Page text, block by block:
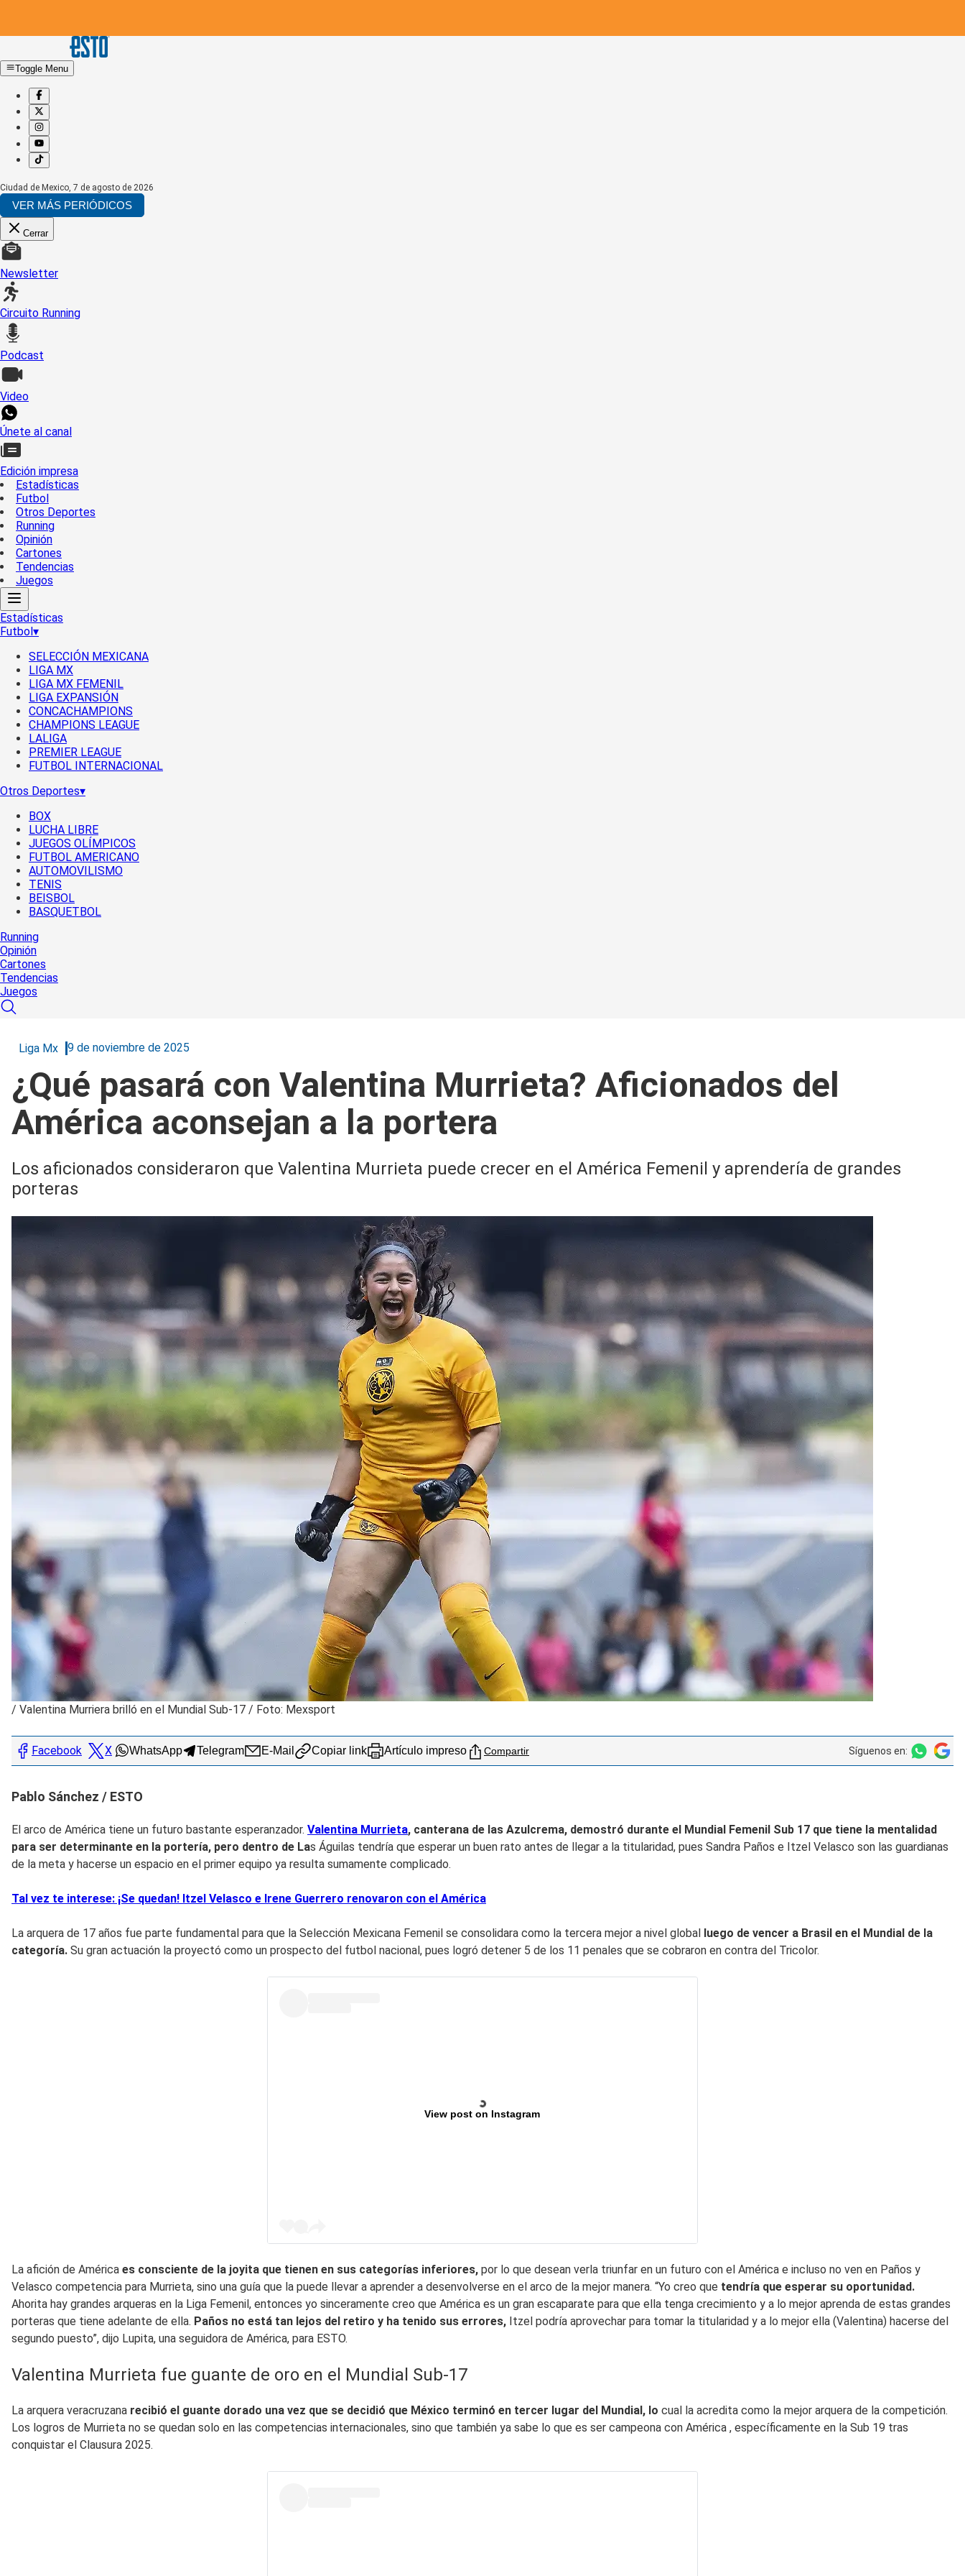
Toggle Menu
Ciudad de Mexico, 7 de agosto de 2026
VER MÁS PERIÓDICOS
Cerrar
Newsletter
Circuito Running
Podcast
Video
Únete al canal
Edición impresa
Estadísticas
Futbol
Otros Deportes
Running
Opinión
Cartones
Tendencias
Juegos
Estadísticas
Futbol▾
SELECCIÓN MEXICANA
LIGA MX
LIGA MX FEMENIL
LIGA EXPANSIÓN
CONCACHAMPIONS
CHAMPIONS LEAGUE
LALIGA
PREMIER LEAGUE
FUTBOL INTERNACIONAL
Otros Deportes▾
BOX
LUCHA LIBRE
JUEGOS OLÍMPICOS
FUTBOL AMERICANO
AUTOMOVILISMO
TENIS
BEISBOL
BASQUETBOL
Running
Opinión
Cartones
Tendencias
Juegos
Liga Mx 9 de noviembre de 2025
¿Qué pasará con Valentina Murrieta? Aficionados del
América aconsejan a la portera
Los aficionados consideraron que Valentina Murrieta puede crecer en el América Femenil y aprendería de grandes
porteras
/ Valentina Murriera brilló en el Mundial Sub-17 / Foto: Mexsport
Facebook X WhatsApp Telegram E-Mail Copiar link Artículo impreso Compartir Síguenos en:
Pablo Sánchez / ESTO
El arco de América tiene un futuro bastante esperanzador. Valentina Murrieta, canterana de las Azulcrema, demostró durante el Mundial Femenil Sub 17 que tiene la mentalidad
para ser determinante en la portería, pero dentro de Las Águilas tendría que esperar un buen rato antes de llegar a la titularidad, pues Sandra Paños e Itzel Velasco son las guardianas
de la meta y hacerse un espacio en el primer equipo ya resulta sumamente complicado.
Tal vez te interese: ¡Se quedan! Itzel Velasco e Irene Guerrero renovaron con el América
La arquera de 17 años fue parte fundamental para que la Selección Mexicana Femenil se consolidara como la tercera mejor a nivel global luego de vencer a Brasil en el Mundial de la
categoría. Su gran actuación la proyectó como un prospecto del futbol nacional, pues logró detener 5 de los 11 penales que se cobraron en contra del Tricolor.
View post on Instagram
La afición de América es consciente de la joyita que tienen en sus categorías inferiores, por lo que desean verla triunfar en un futuro con el América e incluso no ven en Paños y
Velasco competencia para Murrieta, sino una guía que la puede llevar a aprender a desenvolverse en el arco de la mejor manera. “Yo creo que tendría que esperar su oportunidad.
Ahorita hay grandes arqueras en la Liga Femenil, entonces yo sinceramente creo que América es un gran escaparate para que ella tenga crecimiento y a lo mejor aprenda de estas grandes
porteras que tiene adelante de ella. Paños no está tan lejos del retiro y ha tenido sus errores, Itzel podría aprovechar para tomar la titularidad y a lo mejor ella (Valentina) hacerse del
segundo puesto”, dijo Lupita, una seguidora de América, para ESTO.
Valentina Murrieta fue guante de oro en el Mundial Sub-17
La arquera veracruzana recibió el guante dorado una vez que se decidió que México terminó en tercer lugar del Mundial, lo cual la acredita como la mejor arquera de la competición.
Los logros de Murrieta no se quedan solo en las competencias internacionales, sino que también ya sabe lo que es ser campeona con América , específicamente en la Sub 19 tras
conquistar el Clausura 2025.